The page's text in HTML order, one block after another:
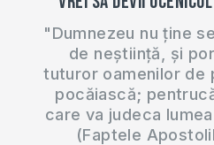
"Dumnezeu nu ține
de neștiință, și
tuturor oamenilor de
pocăiască;
care va judeca
(Faptele